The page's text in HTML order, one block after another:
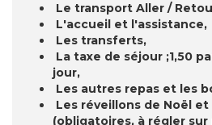
Le transport Aller /
L'accueil et l'assistance,
Les transferts,
La taxe de séjour ;1,50
jour,
Les autres repas et les
Les réveillons de Noël et
(obligatoires, à régler sur